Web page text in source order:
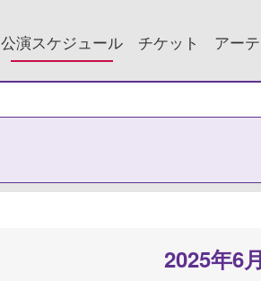
公演スケジュール チケット アー
2025年6